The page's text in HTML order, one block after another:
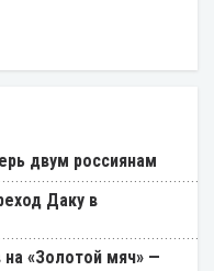
двум россиянам
Даку в
«Золотой мяч» —